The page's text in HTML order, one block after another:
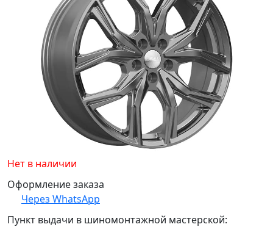
Нет в наличии
Оформление заказа
Через WhatsApp
Пункт выдачи в шиномонтажной мастерской: